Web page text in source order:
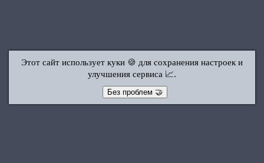
Этот сайт использует куки 🍪 для сохранения настроек и
улучшения сервиса 📈.
Без проблем 🤝